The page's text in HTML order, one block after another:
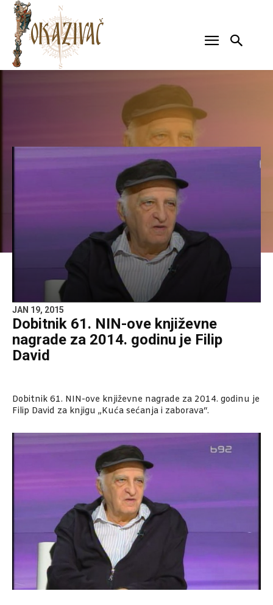
JAN 19, 2015
Dobitnik 61. NIN-ove književne
nagrade za 2014. godinu je Filip
David
Dobitnik 61. NIN-ove književne nagrade za 2014. godinu je
Filip David za knjigu „Kuća sećanja i zaborava“.